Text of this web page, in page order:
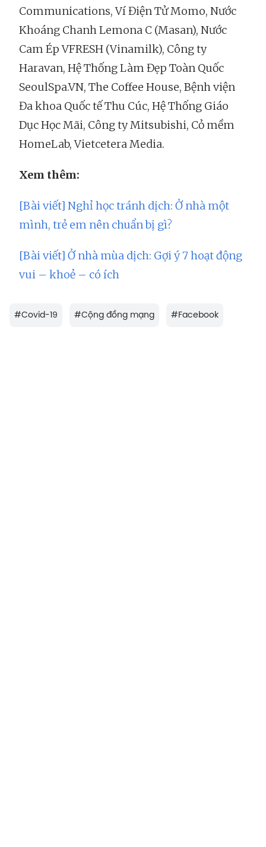
Communications, Ví Điện Tử Momo, Nước
Khoáng Chanh Lemona C (Masan), Nước
Cam Ép VFRESH (Vinamilk), Công ty
Haravan, Hệ Thống Làm Đẹp Toàn Quốc
SeoulSpa.VN, The Coffee House, Bệnh viện
Đa khoa Quốc tế Thu Cúc, Hệ Thống Giáo
Dục Học Mãi, Công ty Mitsubishi, Cỏ mềm
HomeLab, Vietcetera Media.
Xem thêm:
[Bài viết] Nghỉ học tránh dịch: Ở nhà một
mình, trẻ em nên chuẩn bị gì?
[Bài viết] Ở nhà mùa dịch: Gợi ý 7 hoạt động
vui – khoẻ – có ích
#Covid-19 #Cộng đồng mạng #Facebook